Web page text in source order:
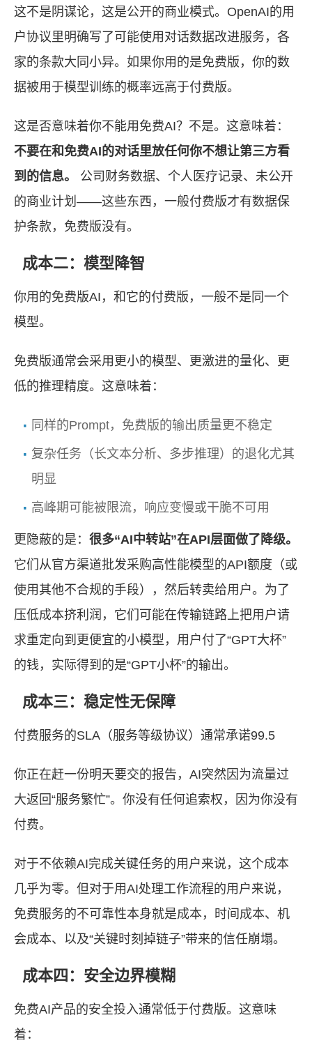
这不是阴谋论，这是公开的商业模式。OpenAI的用
户协议里明确写了可能使用对话数据改进服务，各
家的条款大同小异。如果你用的是免费版，你的数
据被用于模型训练的概率远高于付费版。
这是否意味着你不能用免费AI？不是。这意味着：
不要在和免费AI的对话里放任何你不想让第三方看
到的信息。
公司财务数据、个人医疗记录、未公开
的商业计划——这些东西，一般付费版才有数据保
护条款，免费版没有。
成本二：模型降智
你用的免费版AI，和它的付费版，一般不是同一个
模型。
免费版通常会采用更小的模型、更激进的量化、更
低的推理精度。这意味着：
同样的Prompt，免费版的输出质量更不稳定
复杂任务（长文本分析、多步推理）的退化尤其
明显
高峰期可能被限流，响应变慢或干脆不可用
更隐蔽的是： 很多“AI中转站”在API层面做了降级。
它们从官方渠道批发采购高性能模型的API额度（或
使用其他不合规的手段），然后转卖给用户。为了
压低成本挤利润，它们可能在传输链路上把用户请
求重定向到更便宜的小模型，用户付了“GPT大杯”
的钱，实际得到的是“GPT小杯”的输出。
成本三：稳定性无保障
付费服务的SLA（服务等级协议）通常承诺99.5
你正在赶一份明天要交的报告，AI突然因为流量过
大返回“服务繁忙”。你没有任何追索权，因为你没有
付费。
对于不依赖AI完成关键任务的用户来说，这个成本
几乎为零。但对于用AI处理工作流程的用户来说，
免费服务的不可靠性本身就是成本，时间成本、机
会成本、以及“关键时刻掉链子”带来的信任崩塌。
成本四：安全边界模糊
免费AI产品的安全投入通常低于付费版。这意味
着：